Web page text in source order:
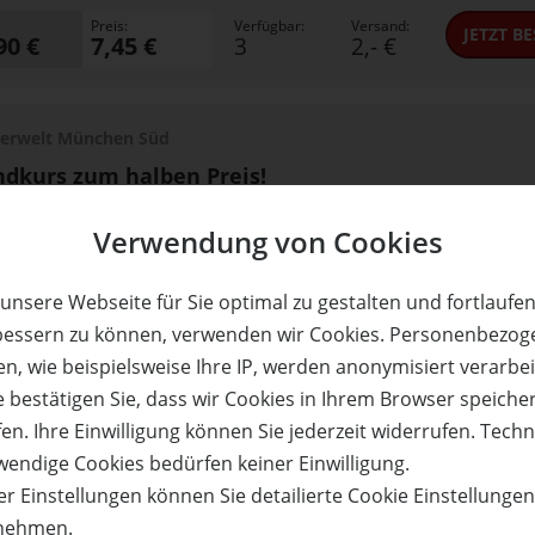
Verwendung von Cookies
Webseite für Sie optimal zu gestalten und
zu können, verwenden wir Cookies.
wie beispielsweise Ihre IP, werden anonymisiert
bestätigen Sie, dass wir Cookies in Ihrem Browser
Ihre Einwilligung können Sie jederzeit widerrufen.
Cookies bedürfen keiner Einwilligung.
Einstellungen können Sie detailierte Cookie Einstellungen
JETZT
€
Preis:
7,45 €
Verfügbar:
3
Versand:
2,- €
zum halben Preis!
Preis: Verfügbar: Versand:
München Süd
zum halben Preis!
JETZT
29,50 € 4
Versand:
0,- €